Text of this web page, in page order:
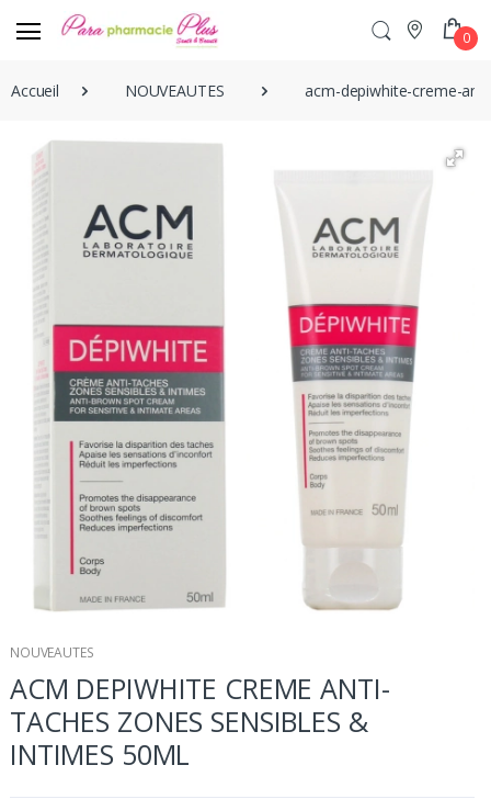
0
Accueil NOUVEAUTES acm-depiwhite-creme-
NOUVEAUTES
ACM DEPIWHITE CREME ANTI-
TACHES ZONES SENSIBLES &
INTIMES 50ML